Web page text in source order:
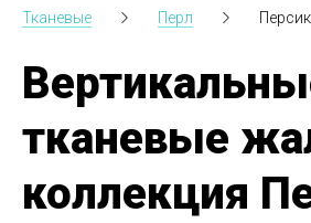
Тканевые
Перл
тканевые
коллекция